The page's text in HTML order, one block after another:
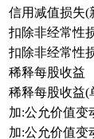
信用减值损失(
扣除非经常性
扣除非经常性
稀释每股收益
稀释每股收益(
加:公允价值变
加:公允价值变